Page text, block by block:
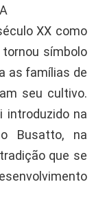
XX como
símbolo
as famílias de
seu cultivo.
introduzido na
Busatto, na
que se